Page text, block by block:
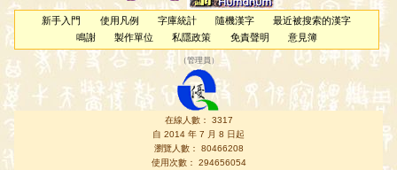
新手入門 使用凡例 字庫統計 隨機漢字
最近被搜索的漢字
鳴謝
製作單位 私隱政策 免責聲明 意見簿
（管理員 ）
在線人數： 3317
自 2014 年 7 月 8 日起
瀏覽人數： 80466208
使用次數： 294656054